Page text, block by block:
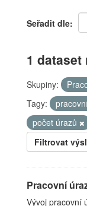
Seřadit dle
1 dataset
Skupiny:
Tagy:
počet úrazů
Filtrovat
Pracovní
Vývoj pracovní